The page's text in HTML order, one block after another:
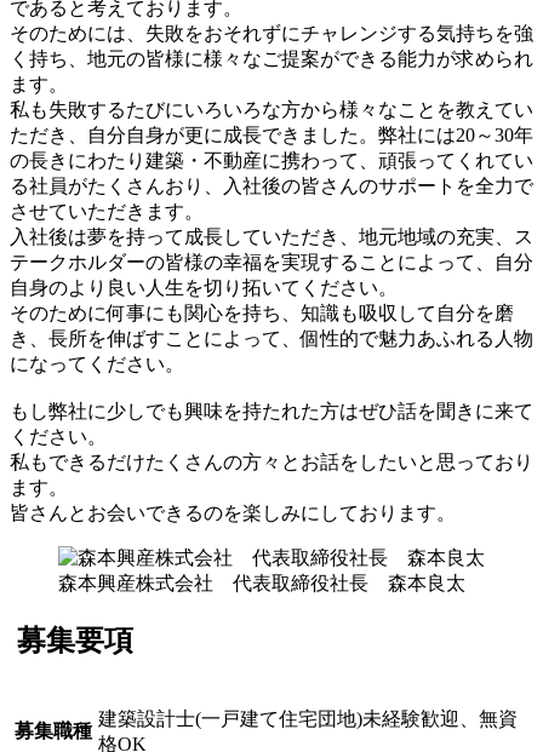
であると考えております。
そのためには、失敗をおそれずにチャレンジする気持ちを強
く持ち、地元の皆様に様々なご提案ができる能力が求められ
ます。
私も失敗するたびにいろいろな方から様々なことを教えてい
ただき、自分自身が更に成長できました。弊社には20～30年
の長きにわたり建築・不動産に携わって、頑張ってくれてい
る社員がたくさんおり、入社後の皆さんのサポートを全力で
させていただきます。
入社後は夢を持って成長していただき、地元地域の充実、ス
テークホルダーの皆様の幸福を実現することによって、自分
自身のより良い人生を切り拓いてください。
そのために何事にも関心を持ち、知識も吸収して自分を磨
き、長所を伸ばすことによって、個性的で魅力あふれる人物
になってください。
もし弊社に少しでも興味を持たれた方はぜひ話を聞きに来て
ください。
私もできるだけたくさんの方々とお話をしたいと思っており
ます。
皆さんとお会いできるのを楽しみにしております。
森本興産株式会社 代表取締役社長 森本良太
募集要項
募集職種
建築設計士(一戸建て住宅団地)未経験歓迎、無資
格OK